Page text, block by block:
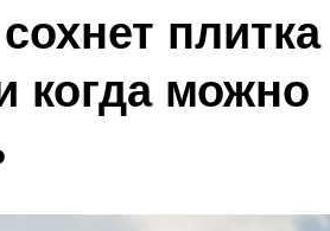
плитка
когда можно